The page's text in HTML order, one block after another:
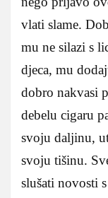
vlati slame.
mu ne silazi s
djeca, mu
dobro nakvasi
debelu cigaru
svoju daljinu,
svoju tišinu.
slušati novosti